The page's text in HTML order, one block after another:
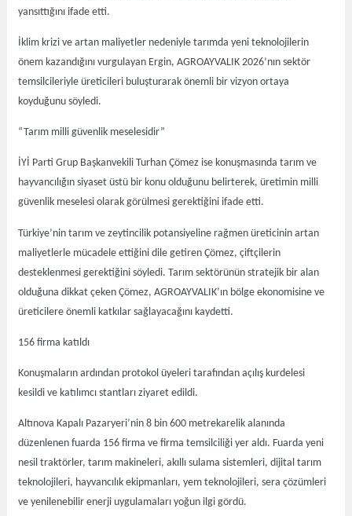
yansıttığını ifade etti.
İklim krizi ve artan maliyetler nedeniyle tarımda yeni teknolojilerin
önem kazandığını vurgulayan Ergin, AGROAYVALIK 2026’nın sektör
temsilcileriyle üreticileri buluşturarak önemli bir vizyon ortaya
koyduğunu söyledi.
“Tarım milli güvenlik meselesidir”
İYİ Parti Grup Başkanvekili Turhan Çömez ise konuşmasında tarım ve
hayvancılığın siyaset üstü bir konu olduğunu belirterek, üretimin milli
güvenlik meselesi olarak görülmesi gerektiğini ifade etti.
Türkiye’nin tarım ve zeytincilik potansiyeline rağmen üreticinin artan
maliyetlerle mücadele ettiğini dile getiren Çömez, çiftçilerin
desteklenmesi gerektiğini söyledi. Tarım sektörünün stratejik bir alan
olduğuna dikkat çeken Çömez, AGROAYVALIK’ın bölge ekonomisine ve
üreticilere önemli katkılar sağlayacağını kaydetti.
156 firma katıldı
Konuşmaların ardından protokol üyeleri tarafından açılış kurdelesi
kesildi ve katılımcı stantları ziyaret edildi.
Altınova Kapalı Pazaryeri’nin 8 bin 600 metrekarelik alanında
düzenlenen fuarda 156 firma ve firma temsilciliği yer aldı. Fuarda yeni
nesil traktörler, tarım makineleri, akıllı sulama sistemleri, dijital tarım
teknolojileri, hayvancılık ekipmanları, yem teknolojileri, sera çözümleri
ve yenilenebilir enerji uygulamaları yoğun ilgi gördü.